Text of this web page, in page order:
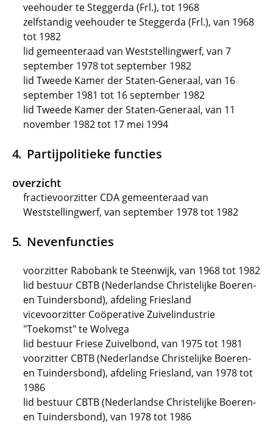
veehouder te Steggerda (Frl.), tot 1968
zelfstandig veehouder te Steggerda (Frl.), van 1968
tot 1982
lid gemeenteraad van Weststellingwerf, van 7
september 1978 tot september 1982
lid Tweede Kamer der Staten-Generaal, van 16
september 1981 tot 16 september 1982
lid Tweede Kamer der Staten-Generaal, van 11
november 1982 tot 17 mei 1994
Partijpolitieke functies
overzicht
fractievoorzitter CDA gemeenteraad van
Weststellingwerf, van september 1978 tot 1982
Nevenfuncties
voorzitter Rabobank te Steenwijk, van 1968 tot 1982
lid bestuur CBTB (Nederlandse Christelijke Boeren-
en Tuindersbond), afdeling Friesland
vicevoorzitter Coöperative Zuivelindustrie
"Toekomst" te Wolvega
lid bestuur Friese Zuivelbond, van 1975 tot 1981
voorzitter CBTB (Nederlandse Christelijke Boeren-
en Tuindersbond), afdeling Friesland, van 1978 tot
1986
lid bestuur CBTB (Nederlandse Christelijke Boeren-
en Tuindersbond), van 1978 tot 1986